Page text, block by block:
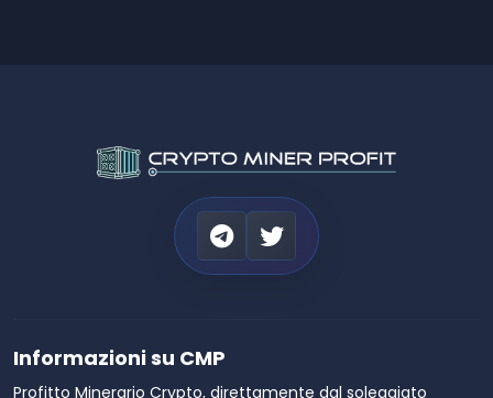
Informazioni su CMP
Profitto Minerario Crypto, direttamente dal soleggiato